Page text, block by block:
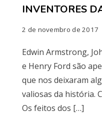
INVENTORES
2 de novembro de 2017
Edwin Armstrong,
e Henry Ford são
que nos deixaram
valiosas da história.
Os feitos dos […]